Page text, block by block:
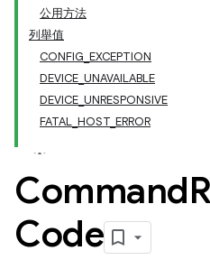
公用方法
列舉值
CONFIG_EXCEPTION
DEVICE_UNAVAILABLE
DEVICE_UNRESPONSIVE
FATAL_HOST_ERROR
Command
Code